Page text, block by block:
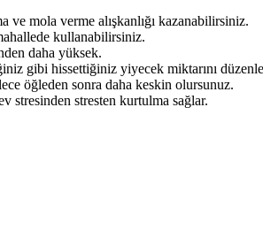
mola verme alışkanlığı kazanabilirsiniz.
kullanabilirsiniz.
daha yüksek.
gibi hissettiğiniz yiyecek miktarını
öğleden sonra daha keskin olursunuz.
stresinden stresten kurtulma sağlar.